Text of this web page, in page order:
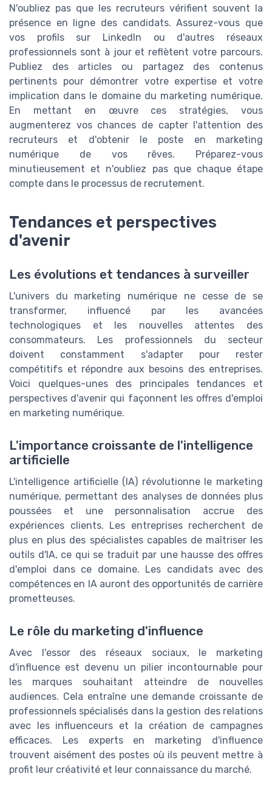
N'oubliez pas que les recruteurs vérifient souvent la
présence en ligne des candidats. Assurez-vous que
vos profils sur LinkedIn ou d'autres réseaux
professionnels sont à jour et reflètent votre parcours.
Publiez des articles ou partagez des contenus
pertinents pour démontrer votre expertise et votre
implication dans le domaine du marketing numérique.
En mettant en œuvre ces stratégies, vous
augmenterez vos chances de capter l'attention des
recruteurs et d'obtenir le poste en marketing
numérique de vos rêves. Préparez-vous
minutieusement et n'oubliez pas que chaque étape
compte dans le processus de recrutement.
Tendances et perspectives
d'avenir
Les évolutions et tendances à surveiller
L'univers du marketing numérique ne cesse de se
transformer, influencé par les avancées
technologiques et les nouvelles attentes des
consommateurs. Les professionnels du secteur
doivent constamment s'adapter pour rester
compétitifs et répondre aux besoins des entreprises.
Voici quelques-unes des principales tendances et
perspectives d'avenir qui façonnent les offres d'emploi
en marketing numérique.
L'importance croissante de l'intelligence
artificielle
L'intelligence artificielle (IA) révolutionne le marketing
numérique, permettant des analyses de données plus
poussées et une personnalisation accrue des
expériences clients. Les entreprises recherchent de
plus en plus des spécialistes capables de maîtriser les
outils d'IA, ce qui se traduit par une hausse des offres
d'emploi dans ce domaine. Les candidats avec des
compétences en IA auront des opportunités de carrière
prometteuses.
Le rôle du marketing d'influence
Avec l'essor des réseaux sociaux, le marketing
d'influence est devenu un pilier incontournable pour
les marques souhaitant atteindre de nouvelles
audiences. Cela entraîne une demande croissante de
professionnels spécialisés dans la gestion des relations
avec les influenceurs et la création de campagnes
efficaces. Les experts en marketing d'influence
trouvent aisément des postes où ils peuvent mettre à
profit leur créativité et leur connaissance du marché.